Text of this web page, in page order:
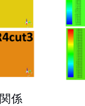
係